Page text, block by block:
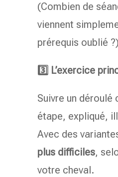
(Combien de
viennent
prérequis oublié ?)
3️⃣ L’exercice
Suivre un déroulé
étape, expliqué,
Avec des
plus difficiles,
votre cheval.